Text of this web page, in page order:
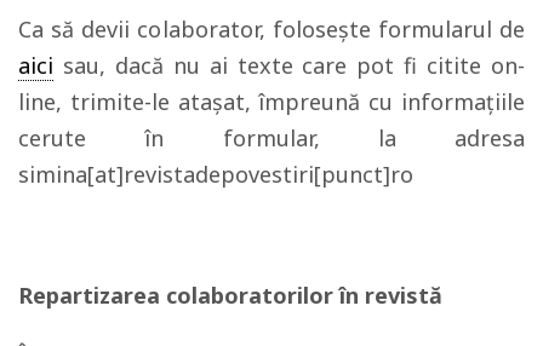
Ca să devii colaborator, folosește formularul de
aici sau, dacă nu ai texte care pot fi citite on-
line, trimite-le atașat, împreună cu informațiile
cerute în formular, la adresa
simina[at]revistadepovestiri[punct]ro
Repartizarea colaboratorilor în revistă